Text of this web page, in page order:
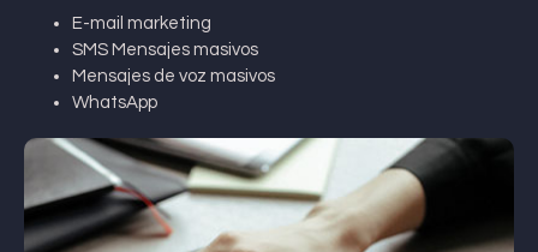
E-mail marketing
SMS Mensajes masivos
Mensajes de voz masivos
WhatsApp